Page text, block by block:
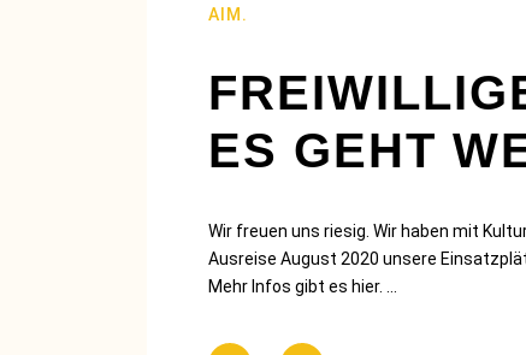
AIM.
ES GEHT
Wir freuen uns riesig. Wir haben mit
Ausreise August 2020 unsere
Mehr Infos gibt es hier. ...